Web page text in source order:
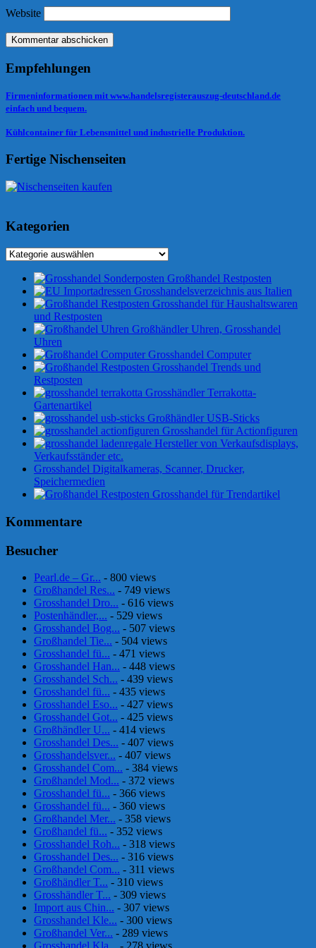
Website
Empfehlungen
Firmeninformationen mit www.handelsregisterauszug-deutschland.de
einfach und bequem.
Kühlcontainer für Lebensmittel und industrielle Produktion.
Fertige Nischenseiten
Kategorien
Kategorien
Großhandel Restposten
Grosshandelsverzeichnis aus Italien
Grosshandel für Haushaltswaren
und Restposten
Großhändler Uhren, Grosshandel
Uhren
Grosshandel Computer
Grosshandel Trends und
Restposten
Grosshändler Terrakotta-
Gartenartikel
Großhändler USB-Sticks
Grosshandel für Actionfiguren
Hersteller von Verkaufsdisplays,
Verkaufsständer etc.
Grosshandel Digitalkameras, Scanner, Drucker,
Speichermedien
Grosshandel für Trendartikel
Kommentare
Besucher
Pearl.de – Gr... - 800 views
Großhandel Res... - 749 views
Grosshandel Dro... - 616 views
Postenhändler,... - 529 views
Grosshandel Bog... - 507 views
Großhandel Tie... - 504 views
Grosshandel fü... - 471 views
Grosshandel Han... - 448 views
Grosshandel Sch... - 439 views
Grosshandel fü... - 435 views
Grosshandel Eso... - 427 views
Grosshandel Got... - 425 views
Großhändler U... - 414 views
Grosshandel Des... - 407 views
Grosshandelsver... - 407 views
Grosshandel Com... - 384 views
Großhandel Mod... - 372 views
Grosshandel fü... - 366 views
Grosshandel fü... - 360 views
Großhandel Mer... - 358 views
Großhandel fü... - 352 views
Grosshandel Roh... - 318 views
Grosshandel Des... - 316 views
Großhandel Com... - 311 views
Großhändler T... - 310 views
Grosshändler T... - 309 views
Import aus Chin... - 307 views
Grosshandel Kle... - 300 views
Großhandel Ver... - 289 views